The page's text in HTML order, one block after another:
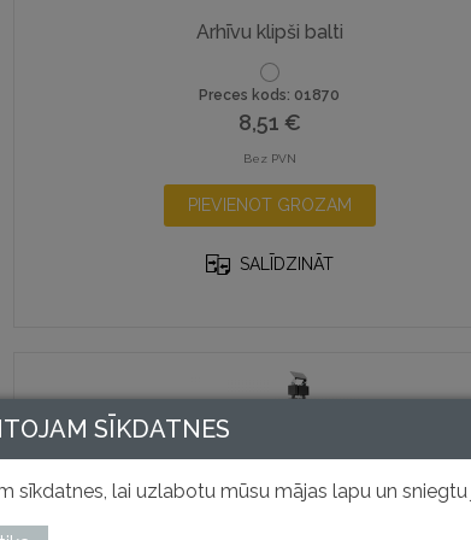
Arhīvu klipši balti
Preces kods: 01870
8,51 €
Bez PVN
PIEVIENOT GROZAM
SALĪDZINĀT
SĪKDATNES
sīkdatnes, lai uzlabotu mūsu mājas lapu un